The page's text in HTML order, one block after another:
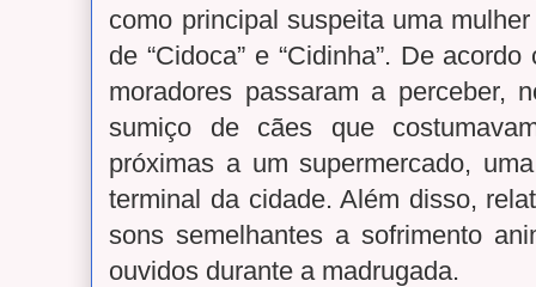
como principal suspeita uma
de “Cidoca” e “Cidinha”. De
moradores passaram a perceber,
sumiço de cães que
próximas a um supermercado,
terminal da cidade. Além disso,
sons semelhantes a sofrimento
ouvidos durante a madrugada.